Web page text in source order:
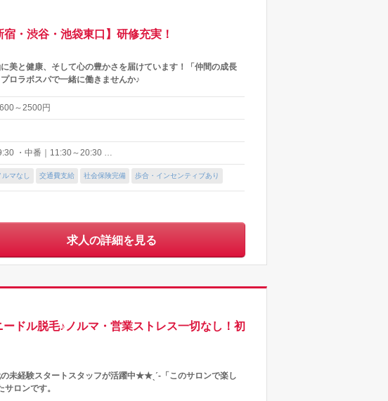
・渋谷・池袋東口】研修充実！
美と健康、そして心の豊かさを届けています！「仲間の成長
ロラボスパで一緒に働きませんか♪
～2500円
・中番｜11:30～20:30 …
ルマなし 交通費支給 社会保険完備 歩合・インセンティブあり
求人の詳細を見る
ドル脱毛♪ノルマ・営業ストレス一切なし！初
未経験スタートスタッフが活躍中★★ˎˊ-「このサロンで楽し
ロンです。